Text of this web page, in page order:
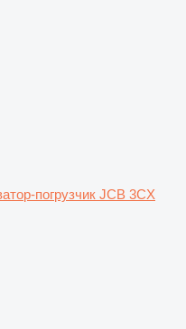
погрузчик JCB 3CX